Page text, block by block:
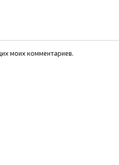
моих комментариев.